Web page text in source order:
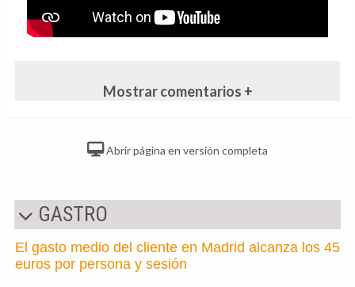
Mostrar comentarios +
Abrir página en versión completa
GASTRO
El gasto medio del cliente en Madrid alcanza los 45
euros por persona y sesión